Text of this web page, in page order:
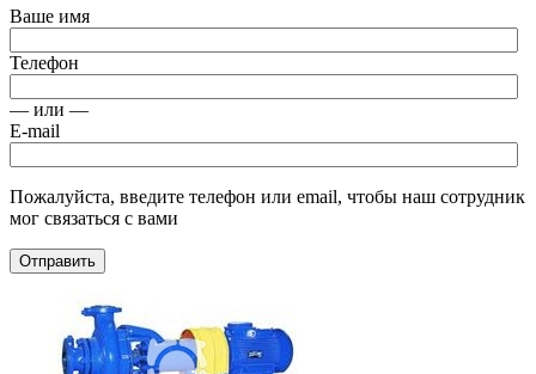
Ваше имя
Телефон
— или —
E-mail
Пожалуйста, введите телефон или email, чтобы наш сотрудник
мог связаться с вами
Отправить